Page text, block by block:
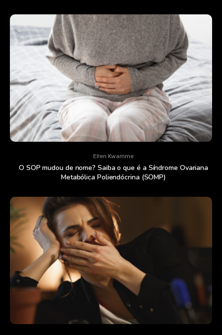
Ellen Kwamme
O SOP mudou de nome? Saiba o que é a Síndrome Ovariana
Metabólica Poliendócrina (SOMP)